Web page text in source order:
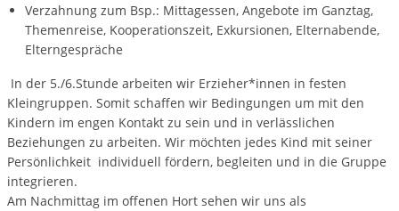
Verzahnung zum Bsp.: Mittagessen, Angebote im Ganztag,
Themenreise, Kooperationszeit, Exkursionen, Elternabende,
Elterngespräche
In der 5./6.Stunde arbeiten wir Erzieher*innen in festen
Kleingruppen. Somit schaffen wir Bedingungen um mit den
Kindern im engen Kontakt zu sein und in verlässlichen
Beziehungen zu arbeiten. Wir möchten jedes Kind mit seiner
Persönlichkeit individuell fördern, begleiten und in die Gruppe
integrieren.
Am Nachmittag im offenen Hort sehen wir uns als